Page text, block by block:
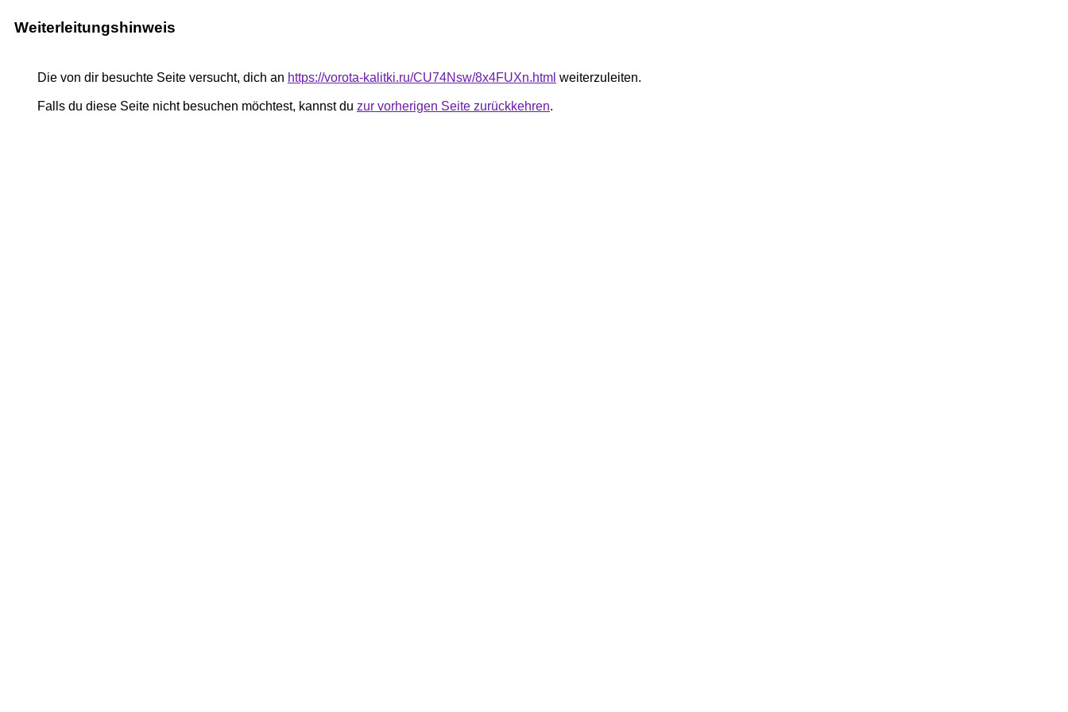
Weiterleitungshinweis
Die von dir besuchte Seite versucht, dich an https://vorota-kalitki.ru/CU74Nsw/8x4FUXn.html weiterzuleiten.
Falls du diese Seite nicht besuchen möchtest, kannst du zur vorherigen Seite zurückkehren.